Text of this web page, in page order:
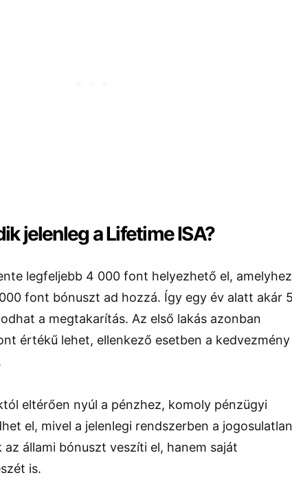
jelenleg a Lifetime ISA?
legfeljebb 4 000 font helyezhető el, amelyhez
font bónuszt ad hozzá. Így egy év alatt akár 5
a megtakarítás. Az első lakás azonban
értékű lehet, ellenkező esetben a kedvezmény
eltérően nyúl a pénzhez, komoly pénzügyi
el, mivel a jelenlegi rendszerben a jogosulatlan
állami bónuszt veszíti el, hanem saját
is.